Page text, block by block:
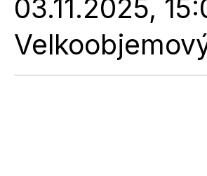
03.11.2025,